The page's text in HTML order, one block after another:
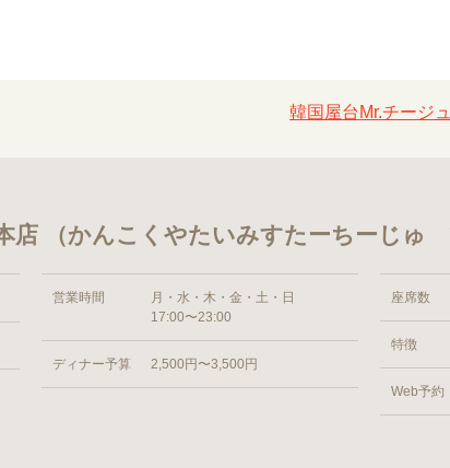
韓国屋台Mr.チージ
店 （かんこくやたいみすたーちーじゅ
営業時間
月・水・木・金・土・日
17:00〜23:00
ディナー予算 2,500円〜3,500円
座席数
特徴
Web予約